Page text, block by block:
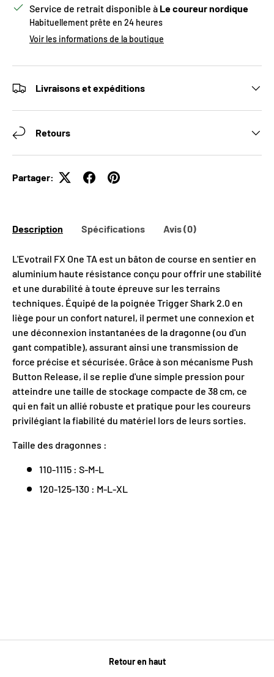
Service de retrait disponible à Le coureur nordique
Habituellement prête en 24 heures
Voir les informations de la boutique
Livraisons et expéditions
Retours
Partager:
Description Spécifications Avis (0)
L'Evotrail FX One TA est un bâton de course en sentier en
aluminium haute résistance conçu pour offrir une stabilité
et une durabilité à toute épreuve sur les terrains
techniques. Équipé de la poignée Trigger Shark 2.0 en
liège pour un confort naturel, il permet une connexion et
une déconnexion instantanées de la dragonne (ou d'un
gant compatible), assurant ainsi une transmission de
force précise et sécurisée. Grâce à son mécanisme Push
Button Release, il se replie d'une simple pression pour
atteindre une taille de stockage compacte de 38 cm, ce
qui en fait un allié robuste et pratique pour les coureurs
privilégiant la fiabilité du matériel lors de leurs sorties.
Taille des dragonnes :
110-1115 : S-M-L
120-125-130 : M-L-XL
Retour en haut
OBTENEZ 10% DE
PREMIÈRE
COMMANDE
INSCRIVEZ-VOUS À NOTRE INFOLETTRE
Obtenir mon rabais